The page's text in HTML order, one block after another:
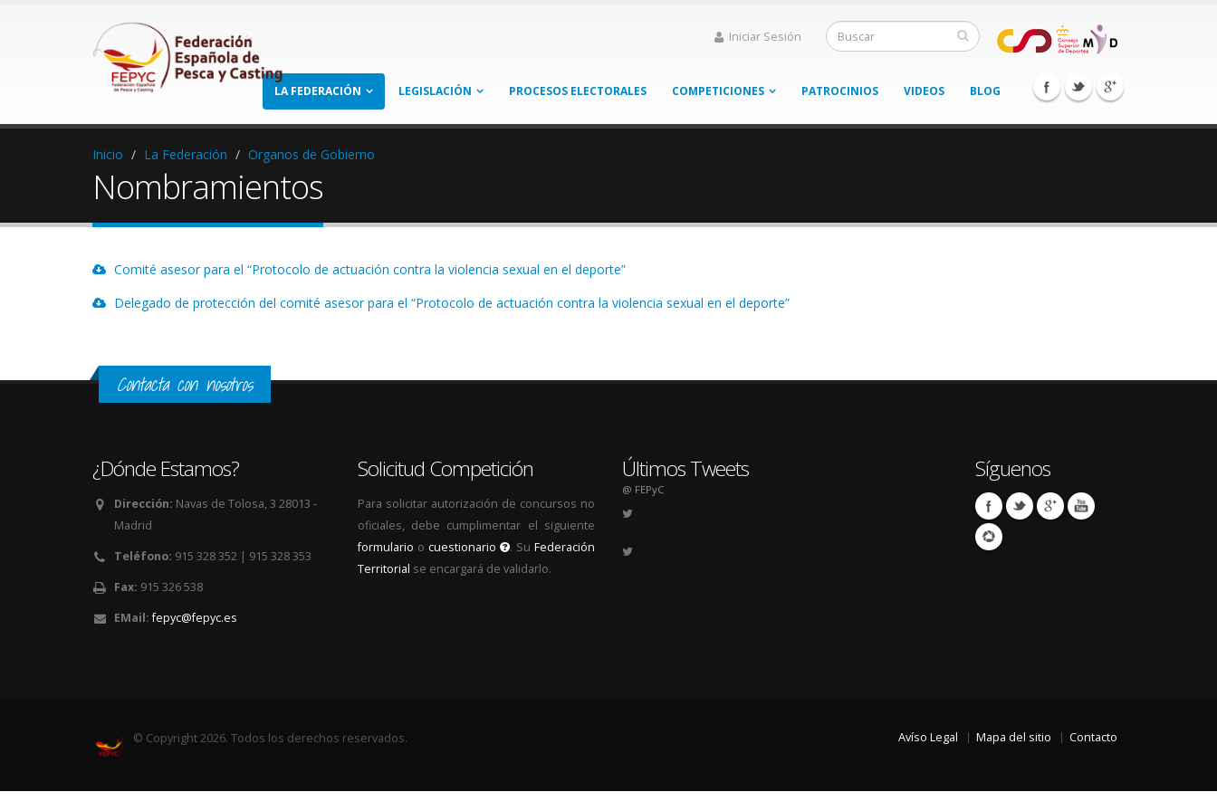
Iniciar Sesión
LA FEDERACIÓN LEGISLACIÓN PROCESOS ELECTORALES COMPETICIONES PATROCINIOS VIDEOS BLOG
Inicio La Federación Organos de Gobierno
Nombramientos
Comité asesor para el “Protocolo de actuación contra la violencia sexual en el deporte”
Delegado de protección del comité asesor para el “Protocolo de actuación contra la violencia sexual en el deporte”
Contacta con nosotros
¿Dónde Estamos?
Dirección: Navas de Tolosa, 3 28013 -
Madrid
Teléfono: 915 328 352 | 915 328 353
Fax: 915 326 538
EMail: fepyc@fepyc.es
Solicitud Competición
Para solicitar autorización de concursos no
oficiales, debe cumplimentar el siguiente
formulario o cuestionario . SuFederación
Territorial se encargará de validarlo.
Últimos Tweets
@ FEPyC
Síguenos
© Copyright 2026. Todos los derechos reservados. Avíso Legal Mapa del sitio Contacto